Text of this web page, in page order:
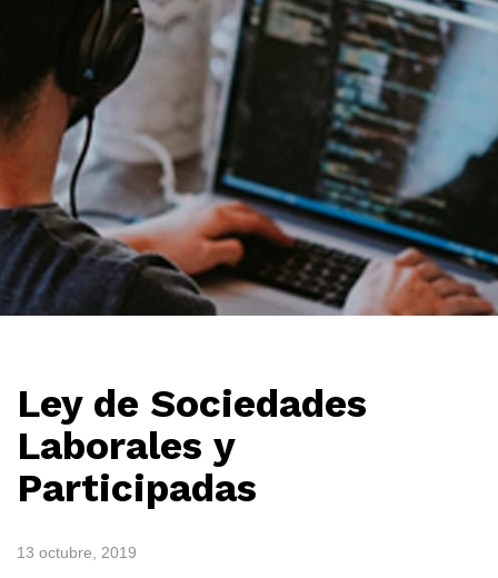
Ley de Sociedades
Laborales y
Participadas
13 octubre, 2019